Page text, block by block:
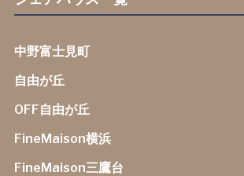
中野富士見町
自由が丘
OFF自由が丘
FineMaison横浜
FineMaison三鷹台